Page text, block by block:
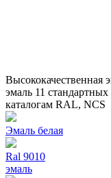
Высококачественная
эмаль 11
каталогам RAL, NCS
Эмаль белая
Ral 9010
эмаль